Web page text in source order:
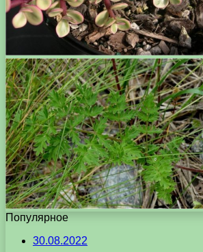
Популярное
30.08.2022